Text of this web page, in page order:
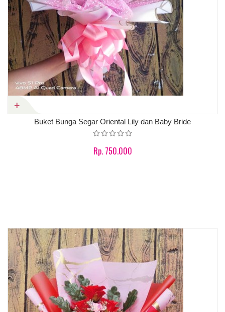
Buket Bunga Segar Oriental Lily dan Baby Bride
Rp. 750.000